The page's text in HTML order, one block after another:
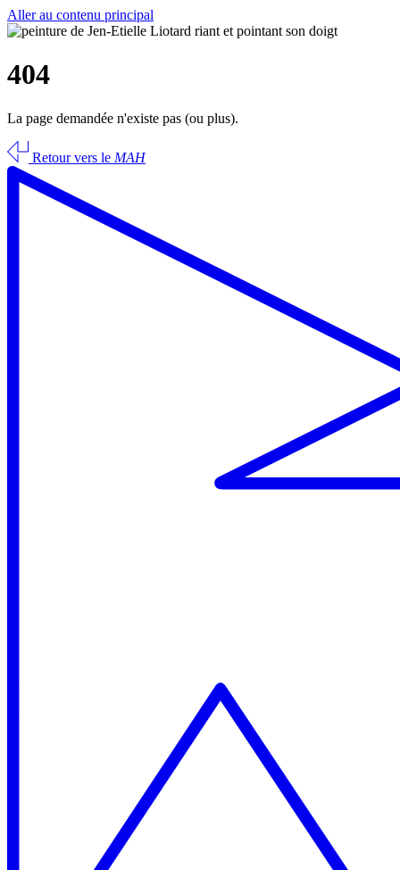
Aller au contenu principal
404
La page demandée n'existe pas (ou plus).
Retour vers le MAH